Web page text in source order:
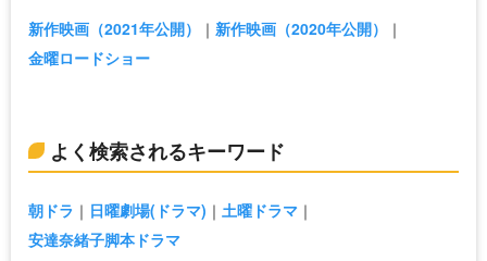
新作映画（2021年公開）
新作映画（2020年公開）
金曜ロードショー
よく検索されるキーワード
朝ドラ 日曜劇場(ドラマ)
土曜ドラマ
安達奈緒子脚本ドラマ